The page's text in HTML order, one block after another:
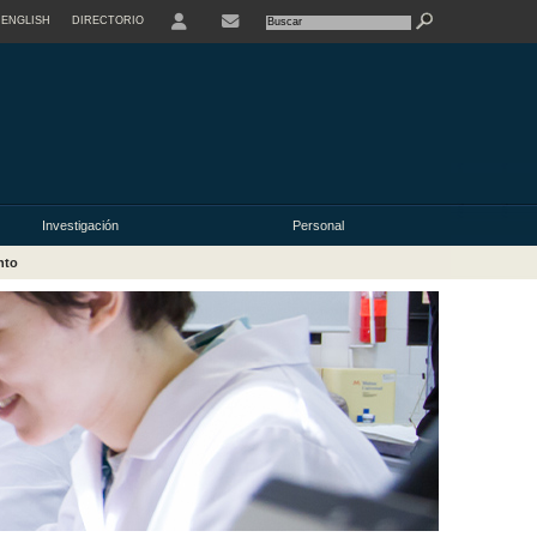
ENGLISH DIRECTORIO
Investigación Personal